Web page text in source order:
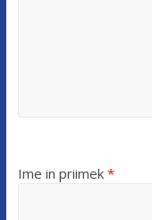
Ime in priimek *